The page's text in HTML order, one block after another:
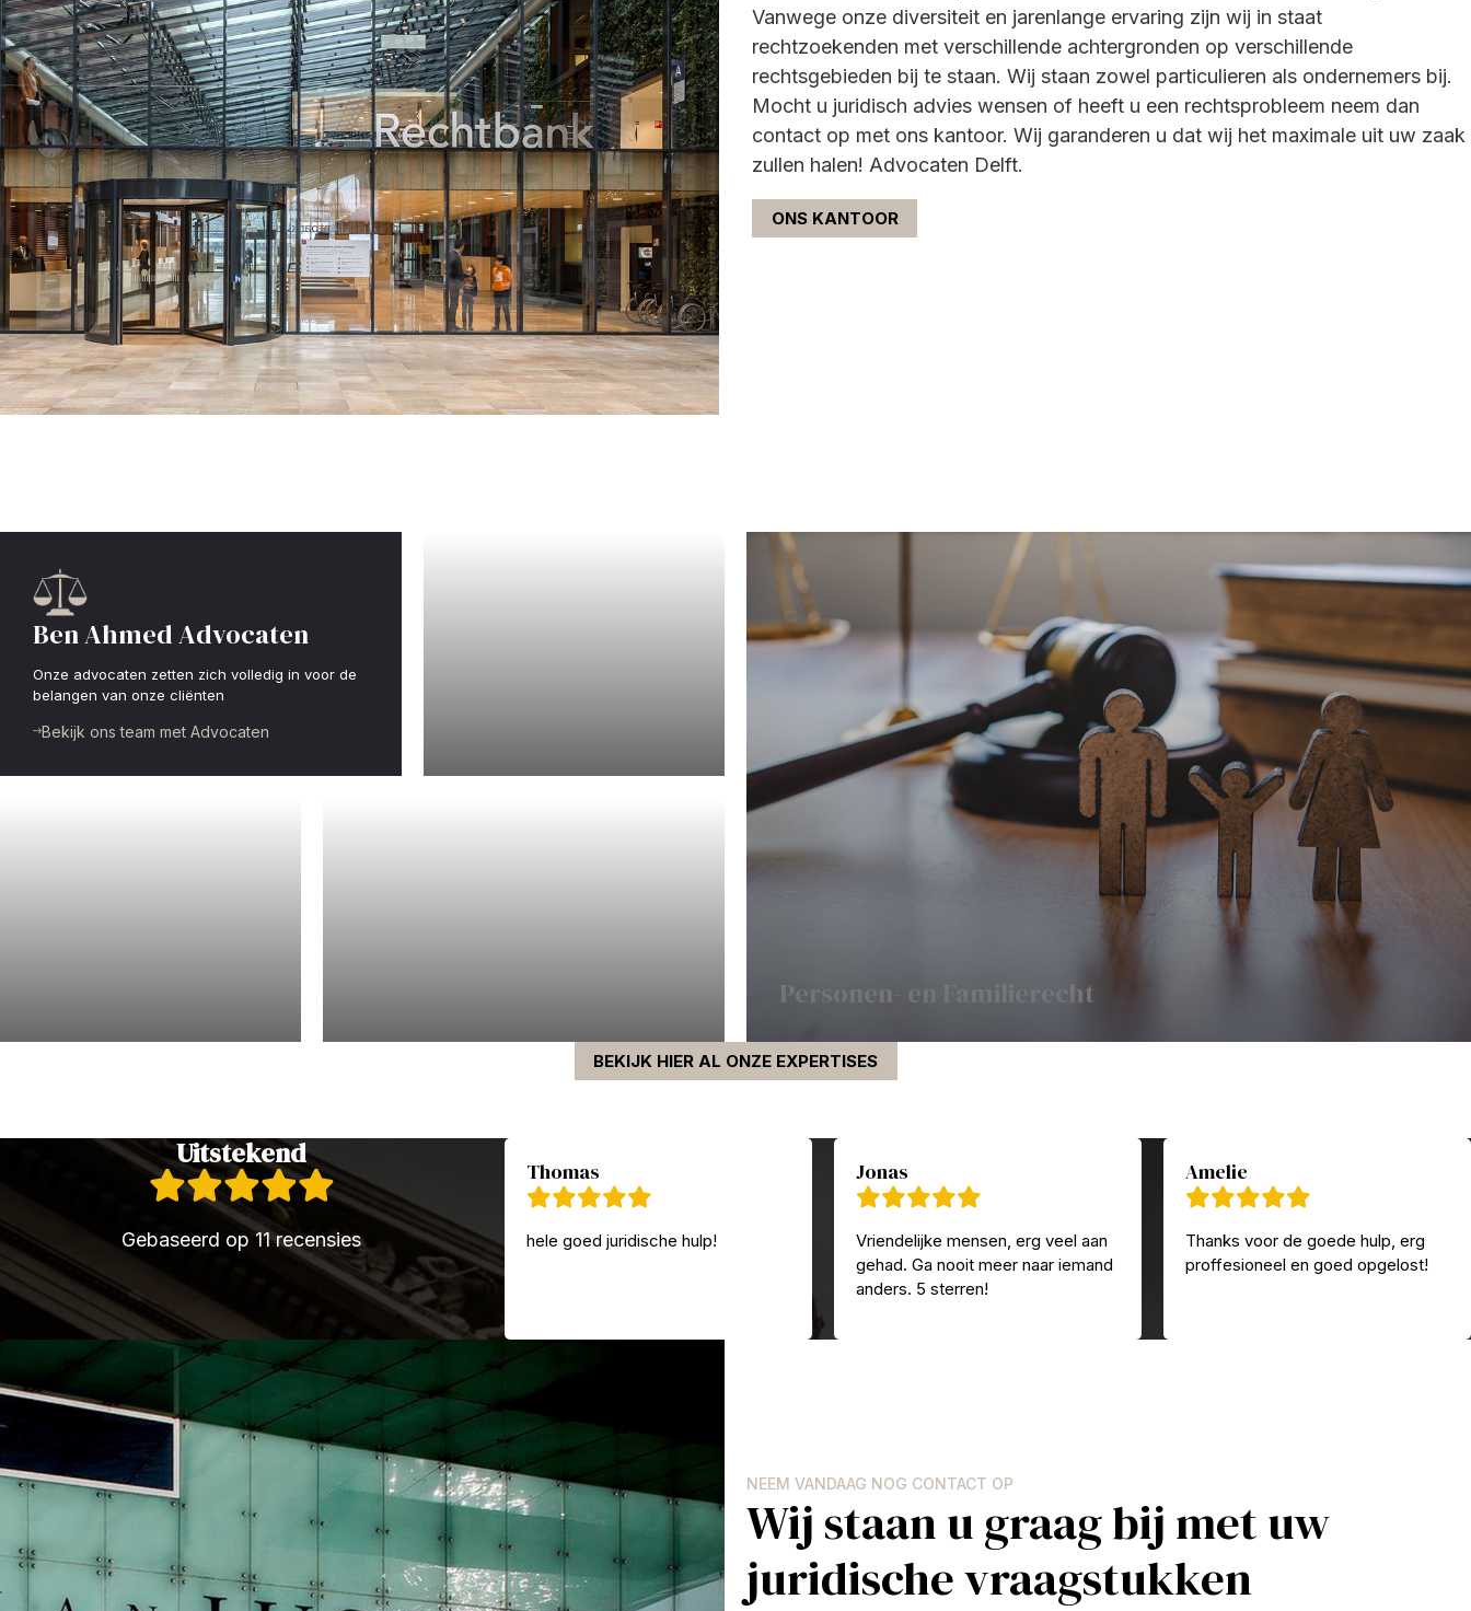
Vanwege onze diversiteit en jarenlange ervaring zijn wij in staat
rechtzoekenden met verschillende achtergronden op verschillende
rechtsgebieden bij te staan. Wij staan zowel particulieren als ondernemers bij.
Mocht u juridisch advies wensen of heeft u een rechtsprobleem neem dan
contact op met ons kantoor. Wij garanderen u dat wij het maximale uit uw zaak
zullen halen! Advocaten Delft.
ONS KANTOOR
Ben Ahmed Advocaten
Onze advocaten zetten zich volledig in voor de
belangen van onze cliënten
Bekijk ons team met Advocaten
Personen- en Familierecht
BEKIJK HIER AL ONZE EXPERTISES
Uitstekend
Gebaseerd op 11 recensies
Thomas
hele goed juridische hulp!
Jonas
Vriendelijke mensen, erg veel aan
gehad. Ga nooit meer naar iemand
anders. 5 sterren!
Amelie
Thanks voor de goede hulp, erg
proffesioneel en goed opgelost!
NEEM VANDAAG NOG CONTACT OP
Wij staan u graag bij met uw
juridische vraagstukken